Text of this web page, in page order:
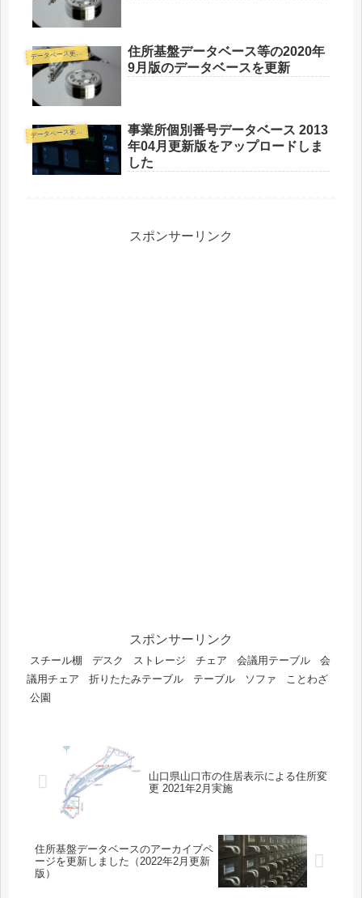
デ
ータベース更新情報
住所基盤データベース等の2020年
9月版のデータベースを更新
デ
ータベース更新情報
事業所個別番号データベース 2013
年04月更新版をアップロードしま
した
スポンサーリンク
スポンサーリンク
スチール棚 デスク ストレージ チェア 会議用テーブル
会
議用チェア
折りたたみテーブル テーブル ソファ
ことわざ
公園
山口県山口市の住居表示による住所変
更 2021年2月実施
住所基盤データベースのアーカイブペ
ージを更新しました（2022年2月更新
版）